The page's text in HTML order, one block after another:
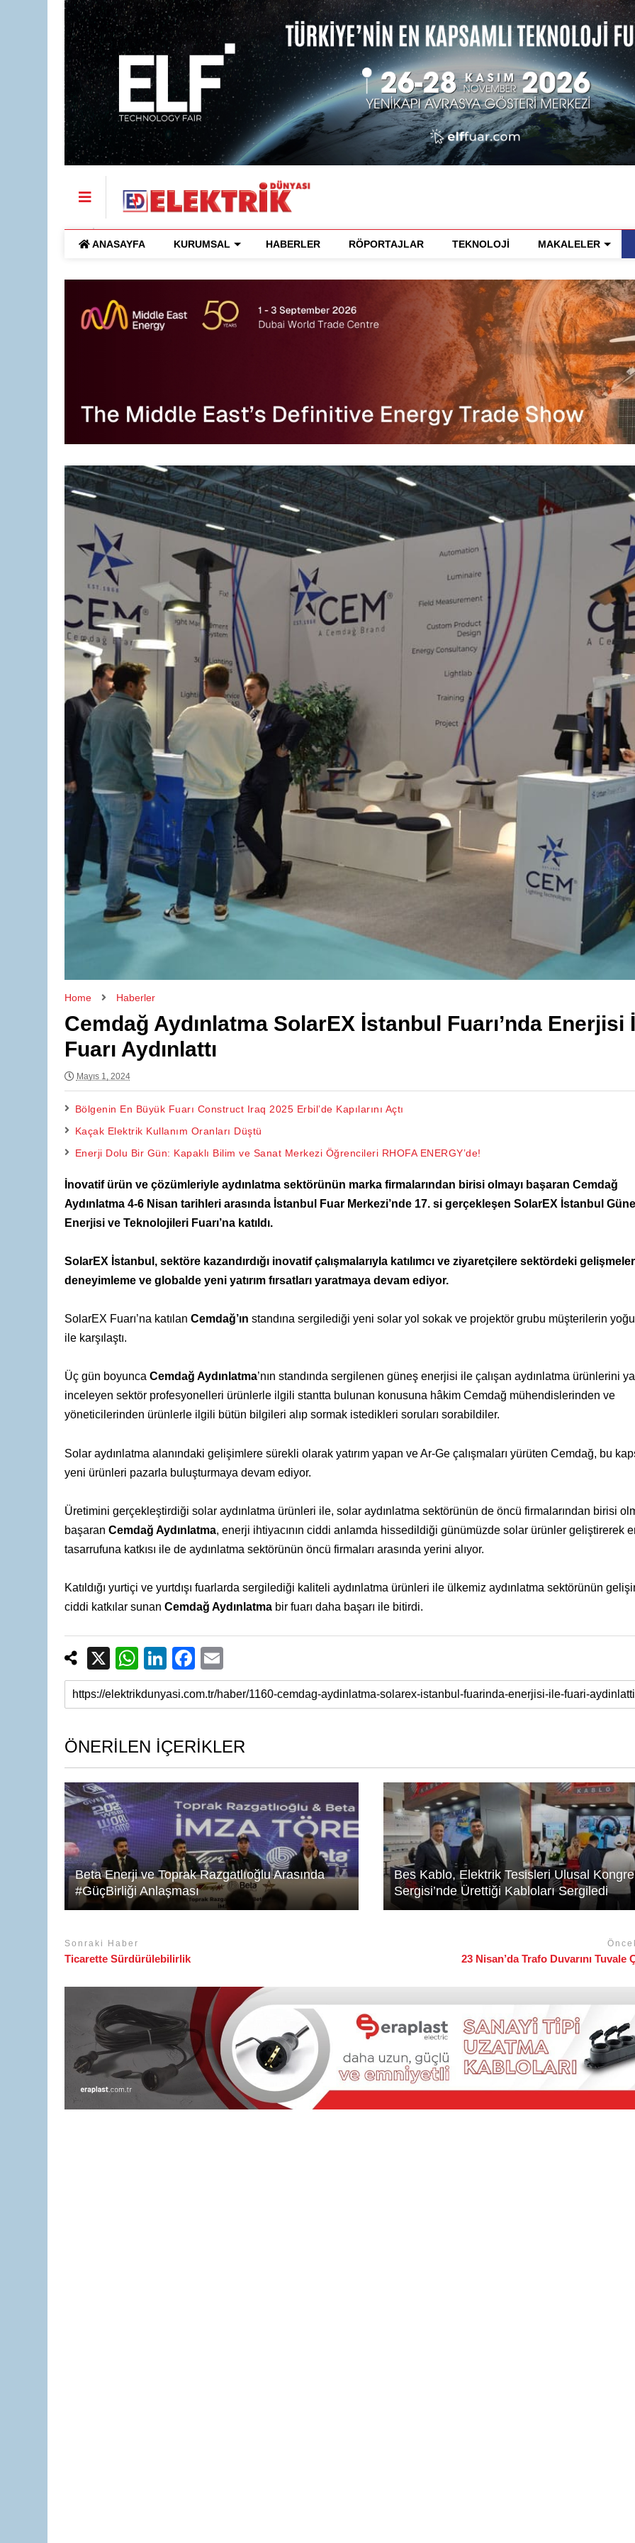
ANASAYFA KURUMSAL HABERLER RÖPORTAJLAR TEKNOLOJİ MAKALELER
Home Haberler
Cemdağ Aydınlatma SolarEX İstanbul Fuarı’nda Enerjisi
Fuarı Aydınlattı
Mayıs 1, 2024
Bölgenin En Büyük Fuarı Construct Iraq 2025 Erbil’de Kapılarını Açtı
Kaçak Elektrik Kullanım Oranları Düştü
Enerji Dolu Bir Gün: Kapaklı Bilim ve Sanat Merkezi Öğrencileri RHOFA ENERGY’de!
İnovatif ürün ve çözümleriyle aydınlatma sektörünün marka firmalarından birisi olmayı başaran Cemdağ
Aydınlatma 4-6 Nisan tarihleri arasında İstanbul Fuar Merkezi’nde 17. si gerçekleşen SolarEX İstanbul
Enerjisi ve Teknolojileri Fuarı’na katıldı.
SolarEX İstanbul, sektöre kazandırdığı inovatif çalışmalarıyla katılımcı ve ziyaretçilere sektördeki
deneyimleme ve globalde yeni yatırım fırsatları yaratmaya devam ediyor.
SolarEX Fuarı’na katılan Cemdağ’ın standına sergilediği yeni solar yol sokak ve projektör grubu müşterilerin
ile karşılaştı.
Üç gün boyunca Cemdağ Aydınlatma’nın standında sergilenen güneş enerjisi ile çalışan aydınlatma ürünlerini
inceleyen sektör profesyonelleri ürünlerle ilgili stantta bulunan konusuna hâkim Cemdağ mühendislerinden ve
yöneticilerinden ürünlerle ilgili bütün bilgileri alıp sormak istedikleri soruları sorabildiler.
Solar aydınlatma alanındaki gelişimlere sürekli olarak yatırım yapan ve Ar-Ge çalışmaları yürüten Cemdağ, bu
yeni ürünleri pazarla buluşturmaya devam ediyor.
Üretimini gerçekleştirdiği solar aydınlatma ürünleri ile, solar aydınlatma sektörünün de öncü firmalarından birisi
başaran Cemdağ Aydınlatma, enerji ihtiyacının ciddi anlamda hissedildiği günümüzde solar ürünler geliştirerek
tasarrufuna katkısı ile de aydınlatma sektörünün öncü firmaları arasında yerini alıyor.
Katıldığı yurtiçi ve yurtdışı fuarlarda sergilediği kaliteli aydınlatma ürünleri ile ülkemiz aydınlatma sektörünün
ciddi katkılar sunan Cemdağ Aydınlatmabir fuarı daha başarı ile bitirdi.
X
W
h
at
A
p
p
Li
n
k
dI
n
F
a
c
b
o
o
k
m
ail
ÖNERİLEN İÇERİKLER
Beta Enerji ve Toprak Razgatlıoğlu Arasında
#GüçBirliği Anlaşması
Bes Kablo, Elektrik Tesisleri Ulusal
Sergisi’nde Ürettiği Kabloları Sergiledi
Sonraki Haber
Ticarette Sürdürülebilirlik 23 Nisan’da Trafo Duvarını Tuvale